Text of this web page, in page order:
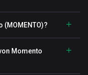
Momento